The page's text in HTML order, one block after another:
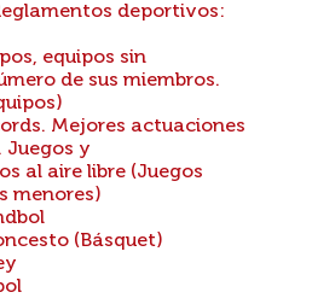
deportivos:
equipos sin
de sus miembros.
Mejores actuaciones
Juegos y
al aire libre (Juegos
menores)
(Básquet)